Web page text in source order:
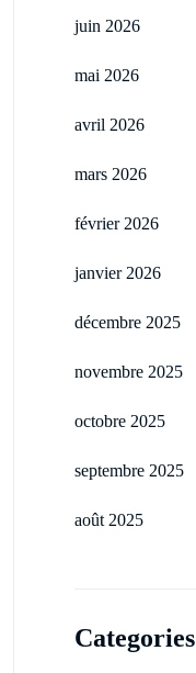
juin 2026
mai 2026
avril 2026
mars 2026
février 2026
janvier 2026
décembre 2025
novembre 2025
octobre 2025
septembre 2025
août 2025
Categories